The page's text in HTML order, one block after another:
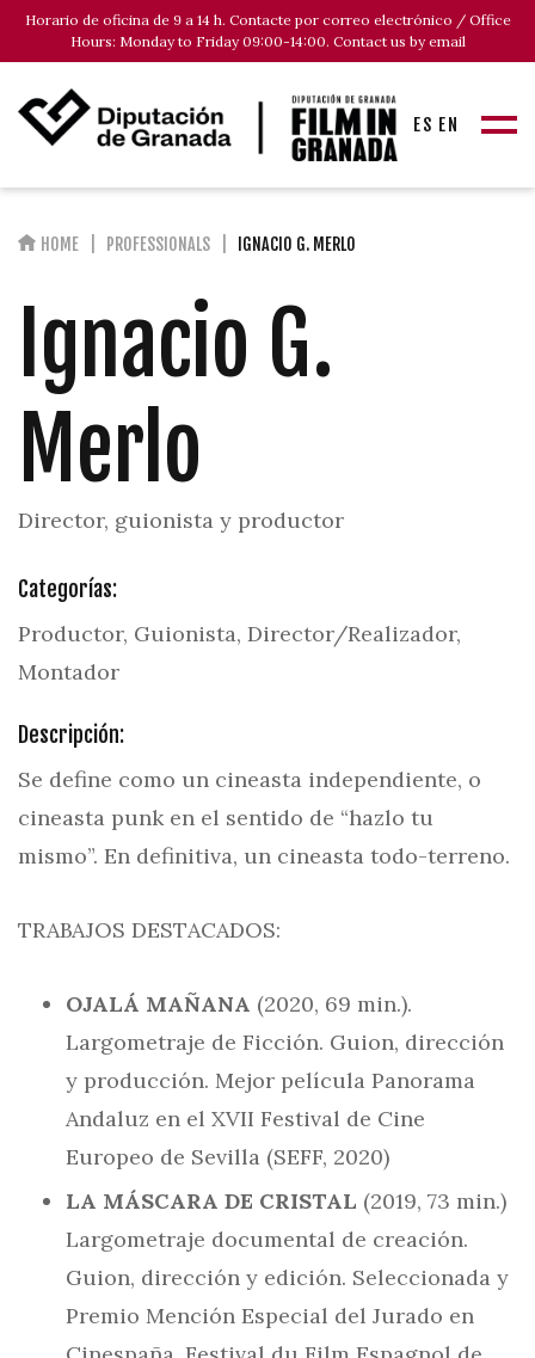
Horario de oficina de 9 a 14 h. Contacte por correo electrónico / Office
Hours: Monday to Friday 09:00-14:00. Contact us by email
ES EN
HOME PROFESSIONALS IGNACIO G. MERLO
Ignacio G.
Merlo
Director, guionista y productor
Categorías:
Productor, Guionista, Director/Realizador,
Montador
Descripción:
Se define como un cineasta independiente, o
cineasta punk en el sentido de “hazlo tu
mismo”. En definitiva, un cineasta todo-terreno.
TRABAJOS DESTACADOS:
OJALÁ MAÑANA (2020, 69 min.).
Largometraje de Ficción. Guion, dirección
y producción. Mejor película Panorama
Andaluz en el XVII Festival de Cine
Europeo de Sevilla (SEFF, 2020)
LA MÁSCARA DE CRISTAL (2019, 73 min.)
Largometraje documental de creación.
Guion, dirección y edición. Seleccionada y
Premio Mención Especial del Jurado en